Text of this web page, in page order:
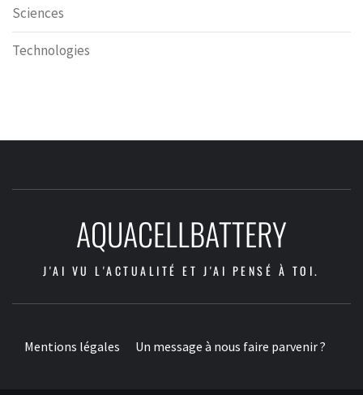
Sciences
Technologies
AQUACELLBATTERY
J'AI VU L'ACTUALITÉ ET J'AI PENSÉ À TOI.
Mentions légales Un message à nous faire parvenir ?